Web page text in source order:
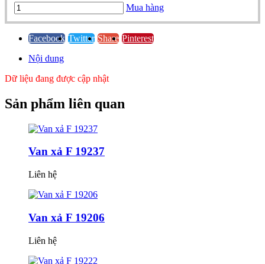
Van
xả
19221
Mua hàng
Facebook Twitter Share Pinterest
Nội dung
Dữ liệu đang được cập nhật
Sản phẩm liên quan
Van xả F 19237
Liên hệ
Van xả F 19206
Liên hệ